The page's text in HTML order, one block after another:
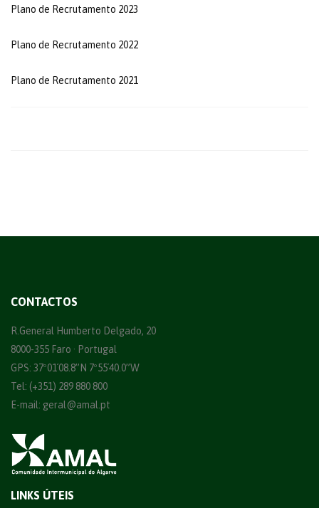
Plano de Recrutamento 2023
Plano de Recrutamento 2022
Plano de Recrutamento 2021
CONTACTOS
R.General Humberto Delgado, 20
8000-355 Faro · Portugal
GPS: 37º01´08.8”N 7º55´40.0”W
Tel: (+351) 289 880 800
E-mail: geral@amal.pt
LINKS ÚTEIS